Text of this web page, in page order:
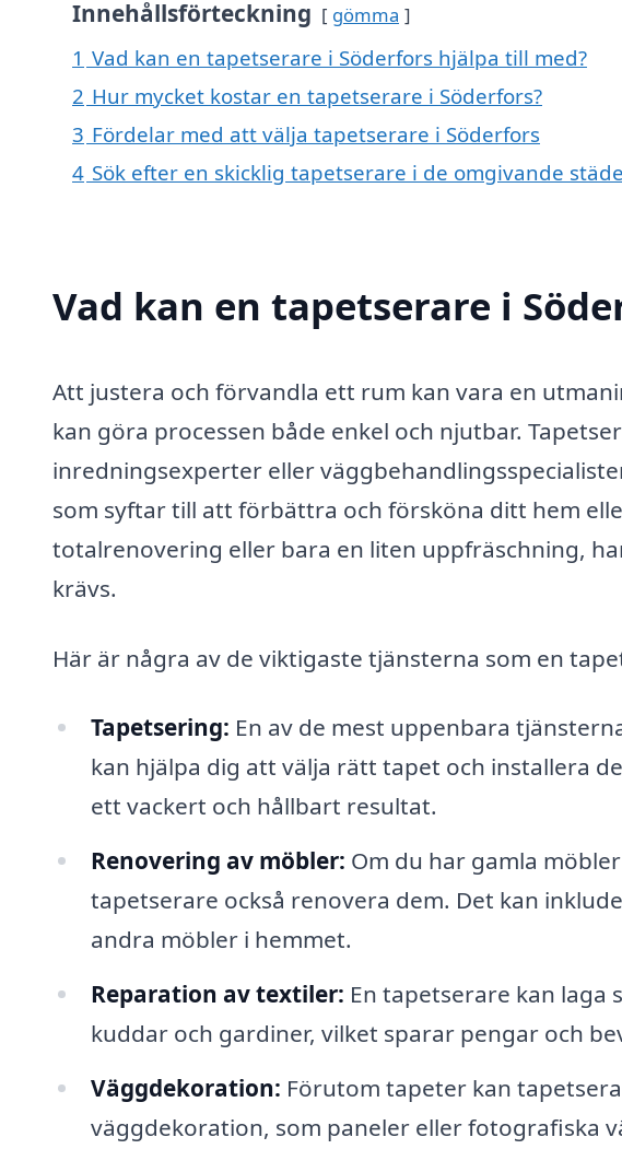
Innehållsförteckning gömma
1 Vad kan en tapetserare i Söderfors hjälpa till med?
2 Hur mycket kostar en tapetserare i Söderfors?
3 Fördelar med att välja tapetserare i Söderfors
4 Sök efter en skicklig tapetserare i de omgivande
Vad kan en tapetserare i
Att justera och förvandla ett rum kan vara en
kan göra processen både enkel och njutbar.
inredningsexperter eller
som syftar till att förbättra och försköna ditt hem
totalrenovering eller bara en liten uppfräschning,
krävs.
Här är några av de viktigaste tjänsterna som en
Tapetsering: En av de mest uppenbara
kan hjälpa dig att välja rätt tapet och installera
ett vackert och hållbart resultat.
Renovering av möbler: Om du har gamla
tapetserare också renovera dem. Det kan
andra möbler i hemmet.
Reparation av textiler: En tapetserare kan laga
kuddar och gardiner, vilket sparar pengar och
Väggdekoration: Förutom tapeter kan
väggdekoration, som paneler eller fotografiska